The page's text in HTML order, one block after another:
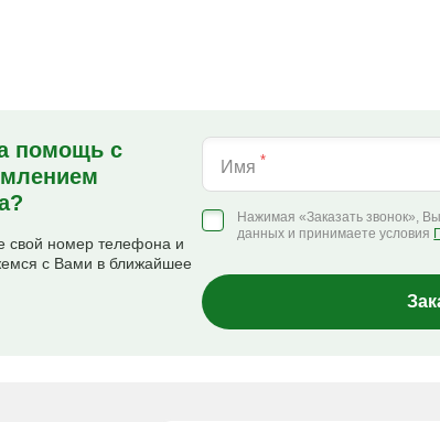
помощь с
свой номер телефона и
с Вами в ближайшее
Имя *
Нажимая «Заказать звонок»,
данных и принимаете условия